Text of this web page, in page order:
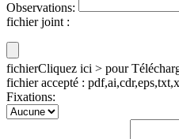
Observations:
fichier joint :
fichierCliquez ici > pour
fichier accepté :
Fixations: